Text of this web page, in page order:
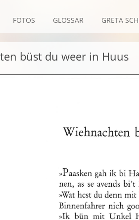
FOTOS GLOSSAR GRETA
büst du weer in Huus